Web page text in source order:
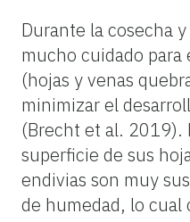
Durante la cosecha
mucho cuidado para
(hojas y venas
minimizar el
(Brecht et al. 2019).
superficie de sus
endivias son muy
de humedad, lo cual